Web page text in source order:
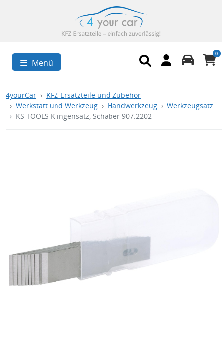
Menü
0
4yourCar
KFZ-Ersatzteile und Zubehör
Werkstatt und Werkzeug
Handwerkzeug
Werkzeugsatz
KS TOOLS Klingensatz, Schaber 907.2202